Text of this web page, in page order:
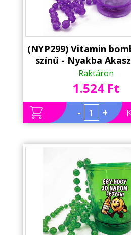
(NYP299) Vitamin
színű - Nyakba
Felespohár, LED
Party Pohár - Party
Raktáron
1.524 Ft
- +